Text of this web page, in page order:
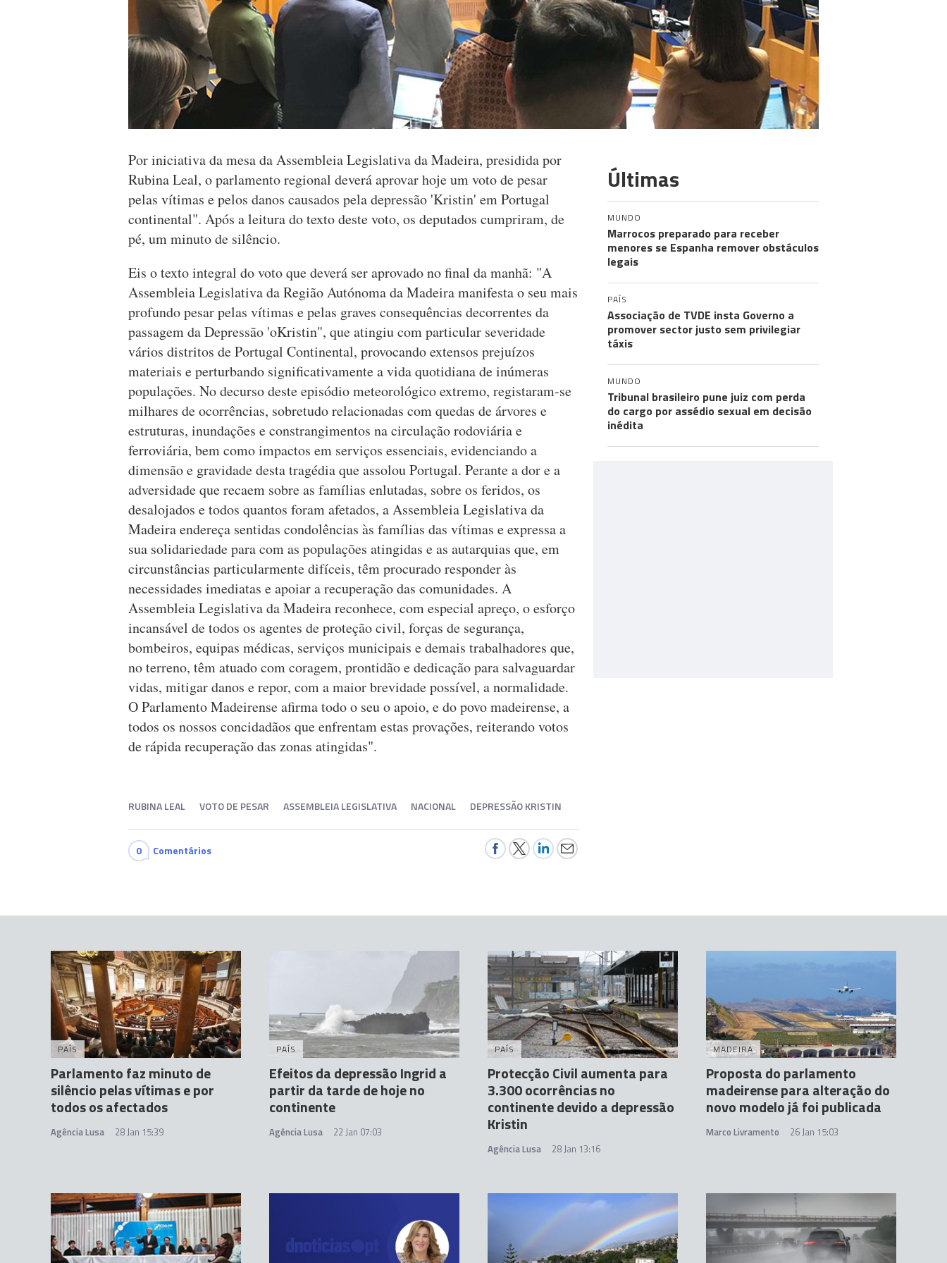
Por iniciativa da mesa da Assembleia Legislativa da Madeira, presidida por
Rubina Leal, o parlamento regional deverá aprovar hoje um voto de pesar
pelas vítimas e pelos danos causados pela depressão 'Kristin' em Portugal
continental". Após a leitura do texto deste voto, os deputados cumpriram, de
pé, um minuto de silêncio.
Eis o texto integral do voto que deverá ser aprovado no final da manhã: "A
Assembleia Legislativa da Região Autónoma da Madeira manifesta o seu mais
profundo pesar pelas vítimas e pelas graves consequências decorrentes da
passagem da Depressão 'oKristin", que atingiu com particular severidade
vários distritos de Portugal Continental, provocando extensos prejuízos
materiais e perturbando significativamente a vida quotidiana de inúmeras
populações. No decurso deste episódio meteorológico extremo, registaram-se
milhares de ocorrências, sobretudo relacionadas com quedas de árvores e
estruturas, inundações e constrangimentos na circulação rodoviária e
ferroviária, bem como impactos em serviços essenciais, evidenciando a
dimensão e gravidade desta tragédia que assolou Portugal. Perante a dor e a
adversidade que recaem sobre as famílias enlutadas, sobre os feridos, os
desalojados e todos quantos foram afetados, a Assembleia Legislativa da
Madeira endereça sentidas condolências às famílias das vítimas e expressa a
sua solidariedade para com as populações atingidas e as autarquias que, em
circunstâncias particularmente difíceis, têm procurado responder às
necessidades imediatas e apoiar a recuperação das comunidades. A
Assembleia Legislativa da Madeira reconhece, com especial apreço, o esforço
incansável de todos os agentes de proteção civil, forças de segurança,
bombeiros, equipas médicas, serviços municipais e demais trabalhadores que,
no terreno, têm atuado com coragem, prontidão e dedicação para salvaguardar
vidas, mitigar danos e repor, com a maior brevidade possível, a normalidade.
O Parlamento Madeirense afirma todo o seu o apoio, e do povo madeirense, a
todos os nossos concidadãos que enfrentam estas provações, reiterando votos
de rápida recuperação das zonas atingidas".
RUBINA LEAL VOTO DE PESAR ASSEMBLEIA LEGISLATIVA NACIONAL DEPRESSÃO KRISTIN
0 Comentários
Últimas
MUNDO
Marrocos preparado para receber
menores se Espanha remover obstáculos
legais
PAÍS
Associação de TVDE insta Governo a
promover sector justo sem privilegiar
táxis
MUNDO
Tribunal brasileiro pune juiz com perda
do cargo por assédio sexual em decisão
inédita
PAÍS
Parlamento faz minuto de
silêncio pelas vítimas e por
todos os afectados
Agência Lusa 28 Jan 15:39
PAÍS
Efeitos da depressão Ingrid a
partir da tarde de hoje no
continente
Agência Lusa 22 Jan 07:03
PAÍS
Protecção Civil aumenta para
3.300 ocorrências no
continente devido a depressão
Kristin
Agência Lusa 28 Jan 13:16
MADEIRA
Proposta do parlamento
madeirense para alteração do
novo modelo já foi publicada
Marco Livramento 26 Jan 15:03